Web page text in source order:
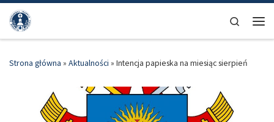
Przejdź do treści
Search
Strona główna » Aktualności » Intencja papieska na miesiąc sierpień